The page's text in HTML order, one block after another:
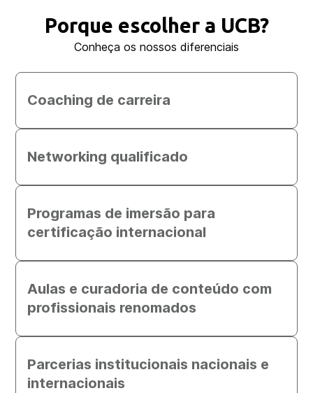
Porque escolher a UCB?
Conheça os nossos diferenciais
Coaching de carreira
Networking qualificado
Programas de imersão para
certificação internacional
Aulas e curadoria de conteúdo com
profissionais renomados
Parcerias institucionais nacionais e
internacionais